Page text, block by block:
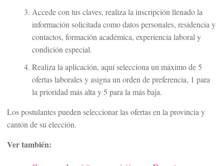
Accede con tus claves, realiza la inscripción llenado la
información solicitada como datos personales, residencia y
contactos, formación académica, experiencia laboral y
condición especial.
Realiza la aplicación, aquí selecciona un máximo de 5
ofertas laborales y asigna un orden de preferencia, 1 para
la prioridad más alta y 5 para la más baja.
Los postulantes pueden seleccionar las ofertas en la provincia y
cantón de su elección.
Ver también: